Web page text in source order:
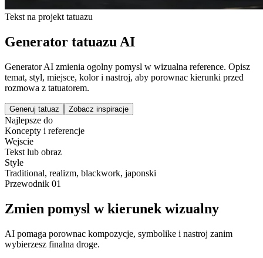
Tekst na projekt tatuazu
Generator tatuazu AI
Generator AI zmienia ogolny pomysl w wizualna reference. Opisz
temat, styl, miejsce, kolor i nastroj, aby porownac kierunki przed
rozmowa z tatuatorem.
Generuj tatuaz Zobacz inspiracje
Najlepsze do
Koncepty i referencje
Wejscie
Tekst lub obraz
Style
Traditional, realizm, blackwork, japonski
Przewodnik 01
Zmien pomysl w kierunek wizualny
AI pomaga porownac kompozycje, symbolike i nastroj zanim
wybierzesz finalna droge.